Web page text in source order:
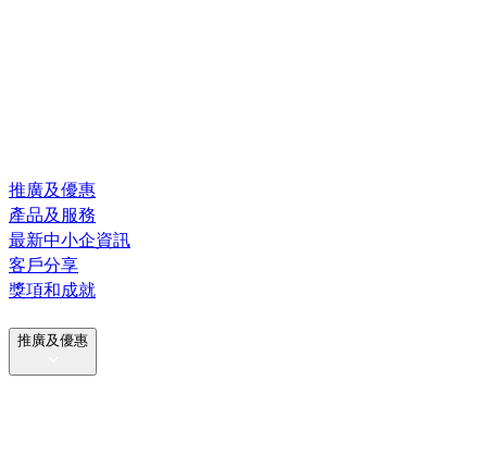
推廣及優惠
產品及服務
最新中小企資訊
客戶分享
獎項和成就
推廣及優惠